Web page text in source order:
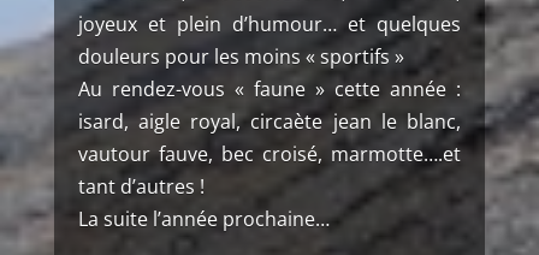
joyeux et plein d’humour… et quelques
douleurs pour les moins « sportifs »
Au rendez-vous « faune » cette année :
isard, aigle royal, circaète jean le blanc,
vautour fauve, bec croisé, marmotte….et
tant d’autres !
La suite l’année prochaine…